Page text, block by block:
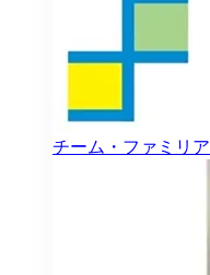
チーム・ファミリア